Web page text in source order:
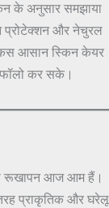
के अनुसार समझाया
प्रोटेक्शन और नेचुरल
आसान स्किन केयर
फॉलो कर सके।
रूखापन आज आम हैं।
प्राकृतिक और घरेलू